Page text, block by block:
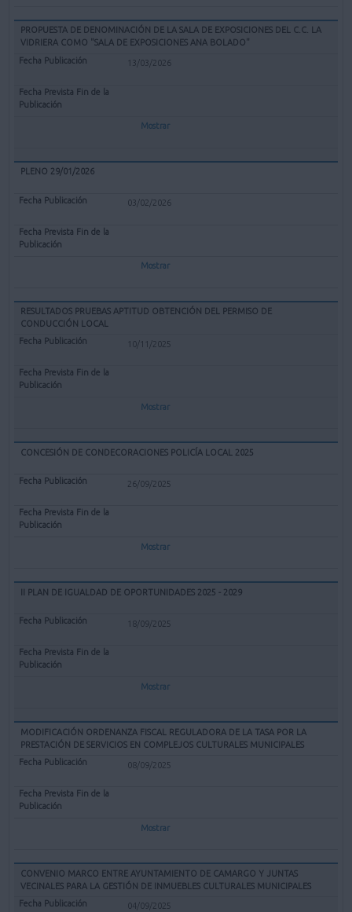
PROPUESTA DE DENOMINACIÓN DE LA SALA DE EXPOSICIONES DEL C.C. LA
VIDRIERA COMO "SALA DE EXPOSICIONES ANA BOLADO"
13/03/2026
Mostrar
PLENO 29/01/2026
03/02/2026
Mostrar
RESULTADOS PRUEBAS APTITUD OBTENCIÓN DEL PERMISO DE
CONDUCCIÓN LOCAL
10/11/2025
Mostrar
CONCESIÓN DE CONDECORACIONES POLICÍA LOCAL 2025
26/09/2025
Mostrar
II PLAN DE IGUALDAD DE OPORTUNIDADES 2025 - 2029
18/09/2025
Mostrar
MODIFICACIÓN ORDENANZA FISCAL REGULADORA DE LA TASA POR LA
PRESTACIÓN DE SERVICIOS EN COMPLEJOS CULTURALES MUNICIPALES
08/09/2025
Mostrar
CONVENIO MARCO ENTRE AYUNTAMIENTO DE CAMARGO Y JUNTAS
VECINALES PARA LA GESTIÓN DE INMUEBLES CULTURALES MUNICIPALES
04/09/2025